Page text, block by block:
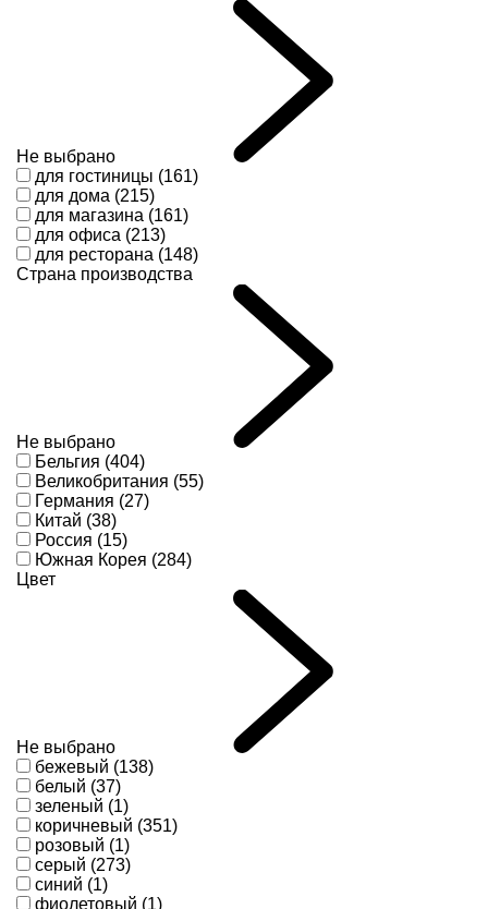
Не выбрано
для гостиницы (161)
для дома (215)
для магазина (161)
для офиса (213)
для ресторана (148)
Страна производства
Не выбрано
Бельгия (404)
Великобритания (55)
Германия (27)
Китай (38)
Россия (15)
Южная Корея (284)
Цвет
Не выбрано
бежевый (138)
белый (37)
зеленый (1)
коричневый (351)
розовый (1)
серый (273)
синий (1)
фиолетовый (1)